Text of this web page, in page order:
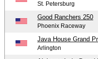
St. Petersburg
Good Ranchers 250
Phoenix Raceway
Java House Grand
Arlington